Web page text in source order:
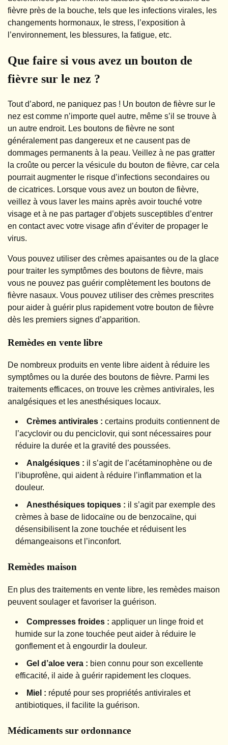
fièvre près de la bouche, tels que les infections virales, les
changements hormonaux, le stress, l’exposition à
l’environnement, les blessures, la fatigue, etc.
Que faire si vous avez un bouton de
fièvre sur le nez ?
Tout d’abord, ne paniquez pas ! Un bouton de fièvre sur le
nez est comme n’importe quel autre, même s’il se trouve à
un autre endroit. Les boutons de fièvre ne sont
généralement pas dangereux et ne causent pas de
dommages permanents à la peau. Veillez à ne pas gratter
la croûte ou percer la vésicule du bouton de fièvre, car cela
pourrait augmenter le risque d’infections secondaires ou
de cicatrices. Lorsque vous avez un bouton de fièvre,
veillez à vous laver les mains après avoir touché votre
visage et à ne pas partager d’objets susceptibles d’entrer
en contact avec votre visage afin d’éviter de propager le
virus.
Vous pouvez utiliser des crèmes apaisantes ou de la glace
pour traiter les symptômes des boutons de fièvre, mais
vous ne pouvez pas guérir complètement les boutons de
fièvre nasaux. Vous pouvez utiliser des crèmes prescrites
pour aider à guérir plus rapidement votre bouton de fièvre
dès les premiers signes d’apparition.
Remèdes en vente libre
De nombreux produits en vente libre aident à réduire les
symptômes ou la durée des boutons de fièvre. Parmi les
traitements efficaces, on trouve les crèmes antivirales, les
analgésiques et les anesthésiques locaux.
Crèmes antivirales : certains produits contiennent de
l’acyclovir ou du penciclovir, qui sont nécessaires pour
réduire la durée et la gravité des poussées.
Analgésiques : il s’agit de l’acétaminophène ou de
l’ibuprofène, qui aident à réduire l’inflammation et la
douleur.
Anesthésiques topiques : il s’agit par exemple des
crèmes à base de lidocaïne ou de benzocaïne, qui
désensibilisent la zone touchée et réduisent les
démangeaisons et l’inconfort.
Remèdes maison
En plus des traitements en vente libre, les remèdes maison
peuvent soulager et favoriser la guérison.
Compresses froides : appliquer un linge froid et
humide sur la zone touchée peut aider à réduire le
gonflement et à engourdir la douleur.
Gel d’aloe vera : bien connu pour son excellente
efficacité, il aide à guérir rapidement les cloques.
Miel : réputé pour ses propriétés antivirales et
antibiotiques, il facilite la guérison.
Médicaments sur ordonnance